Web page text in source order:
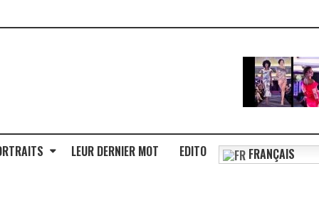
LEUR DERNIER MOT EDITO FRANÇAIS